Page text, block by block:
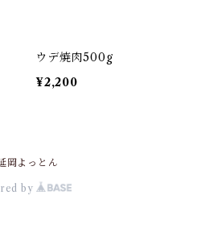
ウデ焼肉500g
¥2,200
岡よっとん
by